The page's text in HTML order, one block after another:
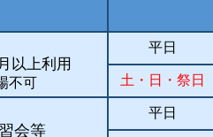
以上利用
不可
平日
土・日・祭日
会等
平日